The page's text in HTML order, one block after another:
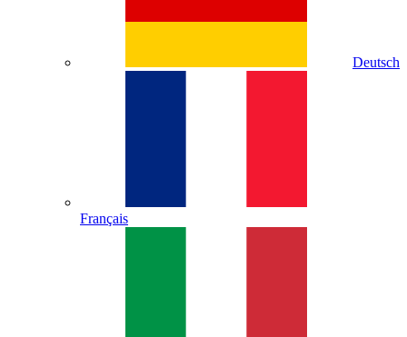
Deutsch
Français